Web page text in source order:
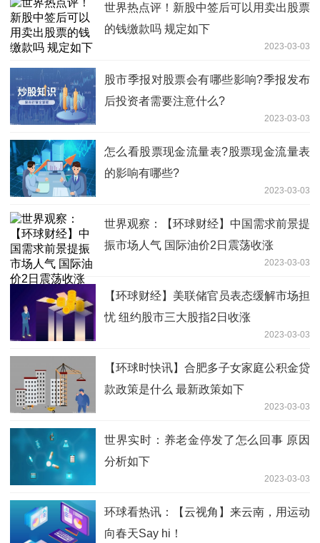
世界热点评！新股中签后可以用卖出股票
的钱缴款吗 规定如下
2023-03-03
股市季报对股票会有哪些影响?季报发布
后投资者需要注意什么?
2023-03-03
怎么看股票现金流量表?股票现金流量表
的影响有哪些?
2023-03-03
世界观察：【环球财经】中国需求前景提
振市场人气 国际油价2日震荡收涨
2023-03-03
【环球财经】美联储官员表态缓解市场担
忧 纽约股市三大股指2日收涨
2023-03-03
【环球时快讯】合肥多子女家庭公积金贷
款政策是什么 最新政策如下
2023-03-03
世界实时：养老金停发了怎么回事 原因
分析如下
2023-03-03
环球看热讯：【云视角】来云南，用运动
向春天Say hi！